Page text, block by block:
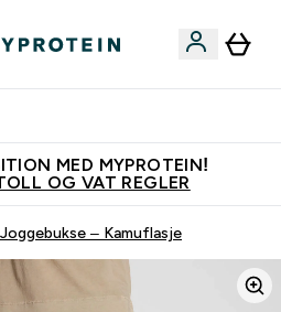
MED MYPROTEIN!
OG VAT REGLER
– Kamuflasje